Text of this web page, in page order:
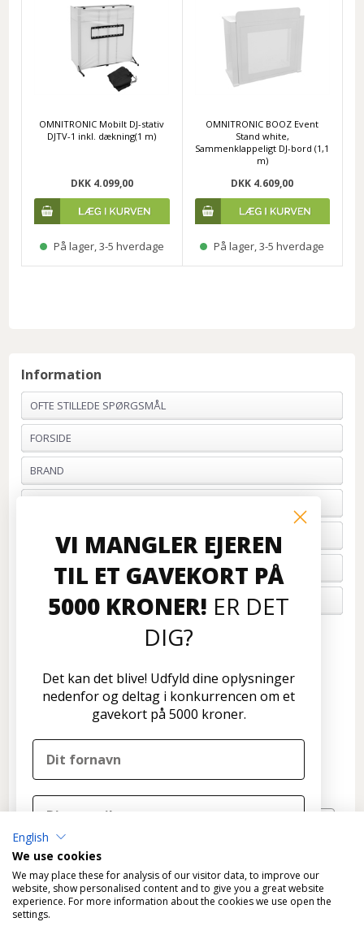
OMNITRONIC Mobilt DJ-stativ
DJTV-1 inkl. dækning(1 m)
DKK 4.099,00
På lager, 3-5 hverdage
OMNITRONIC BOOZ Event
Stand white,
Sammenklappeligt DJ-bord (1,1
m)
DKK 4.609,00
På lager, 3-5 hverdage
Information
OFTE STILLEDE SPØRGSMÅL
FORSIDE
BRAND
BETALING
FORTRYD ORDRE
OM OS
Formervangen 17
2600 Glostrup
Nyhedsbrev
English
We use cookies
We may place these for analysis of our visitor data, to improve our
website, show personalised content and to give you a great website
experience. For more information about the cookies we use open the
settings.
VI MANGLER EJEREN
TIL ET GAVEKORT PÅ
5000 KRONER! ER DET
DIG?
Det kan det blive! Udfyld dine oplysninger
nedenfor og deltag i konkurrencen om et
gavekort på 5000 kroner.
DELTAG I KONKURRENCEN
Nej tak, det skal ikke være mig